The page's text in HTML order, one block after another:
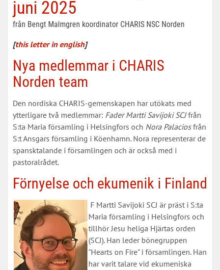
juni 2025
från Bengt Malmgren koordinator CHARIS NSC Norden
[this letter in english]
Nya medlemmar i CHARIS
Norden team
Den nordiska CHARIS-gemenskapen har utökats med
ytterligare två medlemmar: Fader Martti Savijoki SCJfrån
S:ta Maria församling i Helsingfors och Nora Palaciosfrån
S:t Ansgars församling i Köenhamn. Nora representerar de
spansktalande i församlingen och är också med i
pastoralrådet.
Förnyelse och ekumenik i Finland
F Martti Savijoki SCJ är präst i S:ta
Maria församling i Helsingfors och
tillhör Jesu heliga Hjärtas orden
(SCJ). Han leder bönegruppen
"Hearts on Fire" i församlingen. Han
har varit talare vid ekumeniska